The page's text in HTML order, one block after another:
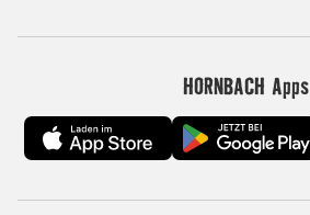
HORNBACH Apps